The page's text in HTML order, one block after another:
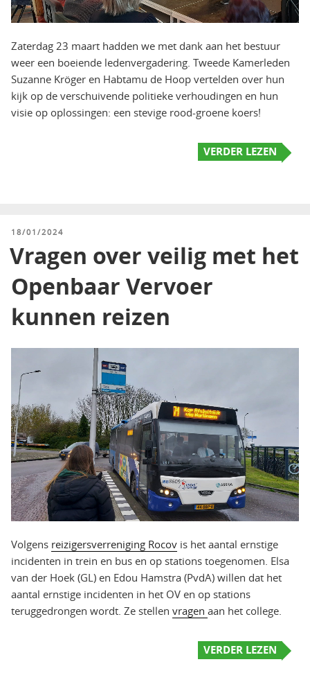
Zaterdag 23 maart hadden we met dank aan het bestuur
weer een boeiende ledenvergadering. Tweede Kamerleden
Suzanne Kröger en Habtamu de Hoop vertelden over hun
kijk op de verschuivende politieke verhoudingen en hun
visie op oplossingen: een stevige rood-groene koers!
VERDER LEZEN
GEPLAATST
18/01/2024
Vragen over veilig met het
Openbaar Vervoer
kunnen reizen
Volgens reizigersverreniging Rocov is het aantal ernstige
incidenten in trein en bus en op stations toegenomen. Elsa
van der Hoek (GL) en Edou Hamstra (PvdA) willen dat het
aantal ernstige incidenten in het OV en op stations
teruggedrongen wordt. Ze stellen vragen aan het college.
VERDER LEZEN